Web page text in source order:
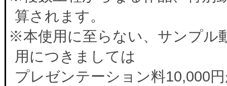
算されます。
※本使用に至らない、サンプル
用につきましては
プレゼンテーション料10,000